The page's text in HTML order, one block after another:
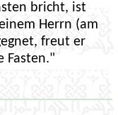
bricht, ist
Herrn (am
freut er
Fasten."